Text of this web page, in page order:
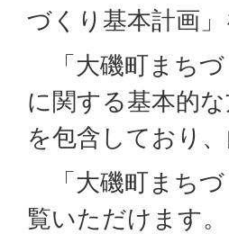
づくり基本計画
「大磯町まちづ
に関する基本的
を包含しており
「大磯町まちづ
覧いただけます。